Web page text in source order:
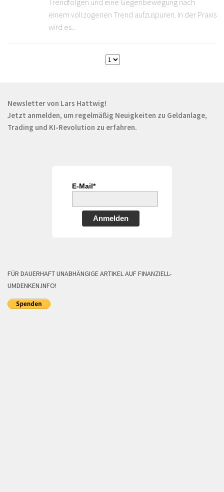
einem vollzogenen Trend aufzuspüren. In der Praxis
wird es...
Newsletter von Lars Hattwig!
Jetzt anmelden, um regelmäßig Neuigkeiten zu Geldanlage,
Trading und KI-Revolution zu erfahren.
E-Mail*
Anmelden
FÜR DAUERHAFT UNABHÄNGIGE ARTIKEL AUF FINANZIELL-
UMDENKEN.INFO!